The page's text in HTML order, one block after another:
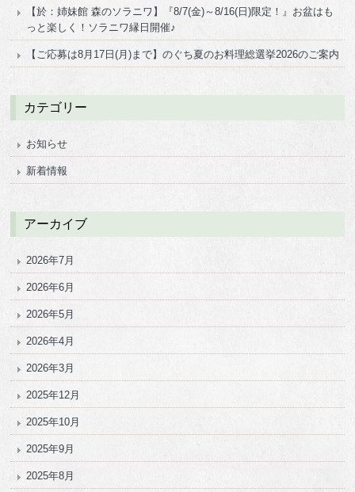
【於：姉妹館 森のソラニワ】『8/7(金)～8/16(日)限定！』お盆はも
っと楽しく！ソラニワ縁日開催♪
【ご応募は8月17日(月)まで】のぐち夏のお料理総選挙2026のご案内
カテゴリー
お知らせ
新着情報
アーカイブ
2026年7月
2026年6月
2026年5月
2026年4月
2026年3月
2025年12月
2025年10月
2025年9月
2025年8月